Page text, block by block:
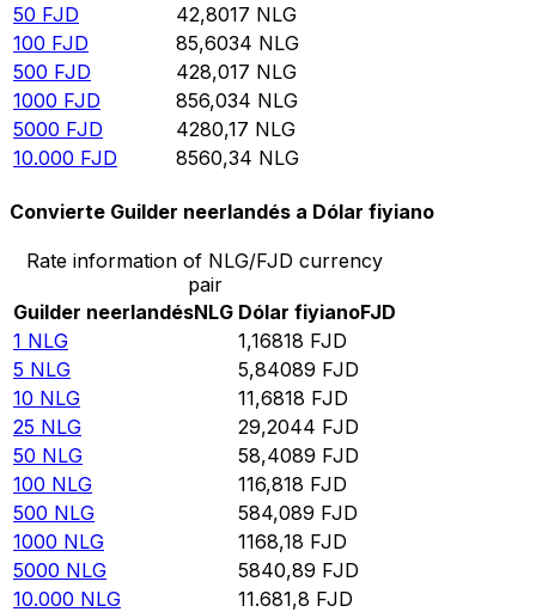
50 FJD 42,8017 NLG
100 FJD 85,6034 NLG
500 FJD 428,017 NLG
1000 FJD 856,034 NLG
5000 FJD 4280,17 NLG
10.000 FJD 8560,34 NLG
Convierte Guilder neerlandés a Dólar fiyiano
Rate information of NLG/FJD currency
pair
Guilder neerlandésNLG Dólar fiyianoFJD
1 NLG 1,16818 FJD
5 NLG 5,84089 FJD
10 NLG 11,6818 FJD
25 NLG 29,2044 FJD
50 NLG 58,4089 FJD
100 NLG 116,818 FJD
500 NLG 584,089 FJD
1000 NLG 1168,18 FJD
5000 NLG 5840,89 FJD
10.000 NLG 11.681,8 FJD